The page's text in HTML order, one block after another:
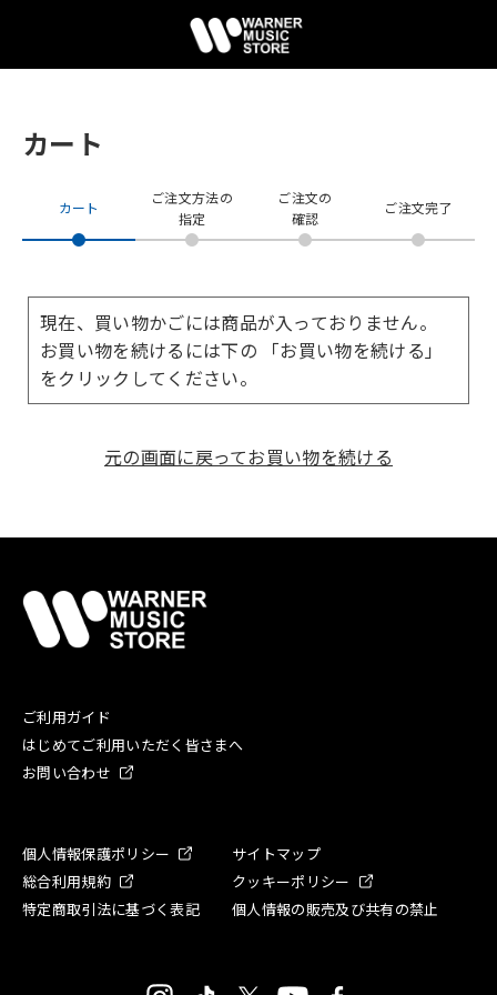
カート
カート
ご注文方法の
指定
ご注文の
確認
ご注文完了
現在、買い物かごには商品が入っておりません。
お買い物を続けるには下の 「お買い物を続ける」
をクリックしてください。
元の画面に戻ってお買い物を続ける
ご利用ガイド
はじめてご利用いただく皆さまへ
お問い合わせ
個人情報保護ポリシー
サイトマップ
総合利用規約
クッキーポリシー
特定商取引法に基づく表記
個人情報の販売及び共有の禁止